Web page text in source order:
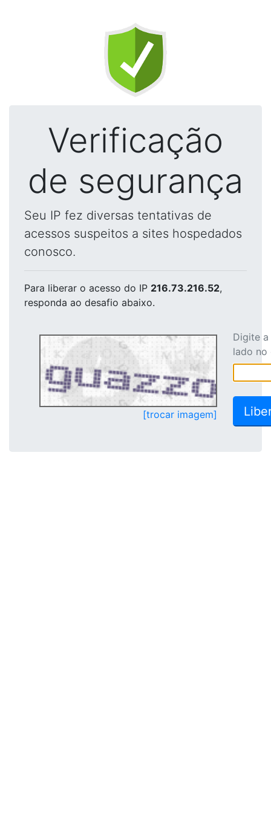
Verificação
de segurança
Seu IP fez diversas tentativas de
acessos suspeitos a sites hospedados
conosco.
Para liberar o acesso do IP 216.73.216.52,
responda ao desafio abaixo.
[trocar imagem]
Digite
lado no